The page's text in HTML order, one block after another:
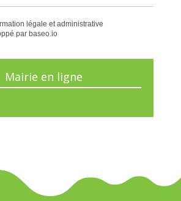
légale et administrative
par baseo.io
Mairie en ligne